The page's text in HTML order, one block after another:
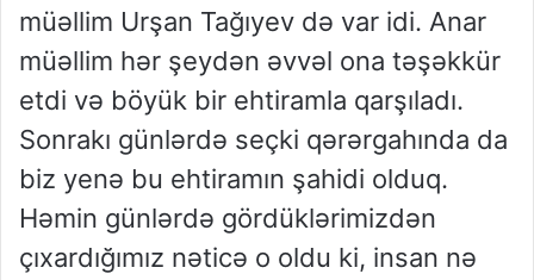
müəllim Urşan Tağıyev də var idi. Anar
müəllim hər şeydən əvvəl ona təşəkkür
etdi və böyük bir ehtiramla qarşıladı.
Sonrakı günlərdə seçki qərərgahında da
biz yenə bu ehtiramın şahidi olduq.
Həmin günlərdə gördüklərimizdən
çıxardığımız nəticə o oldu ki, insan nə